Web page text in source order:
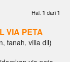
Hal. 1 dari 1
VIA PETA
tanah, villa dll)